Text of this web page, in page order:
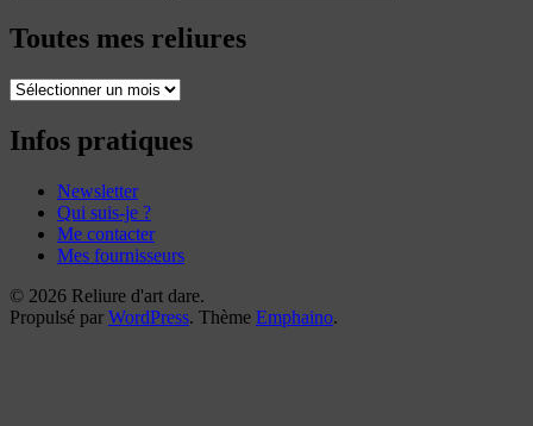
Toutes mes reliures
Toutes
reliures
Infos pratiques
Newsletter
Qui suis-je ?
Me contacter
Mes fournisseurs
© 2026 Reliure d'art dare.
Propulsé par WordPress. Thème Emphaino.